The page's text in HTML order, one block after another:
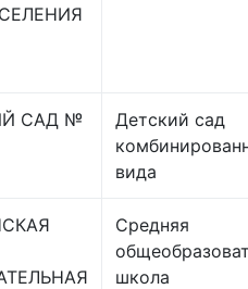
САД №
Детский сад
вида
Средняя
школа